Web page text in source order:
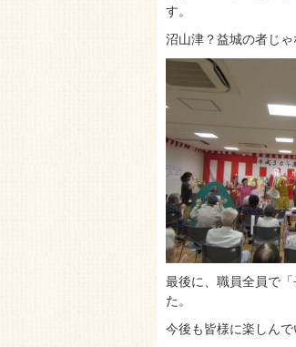
す。
沼山津？益城の者じ
最後に、職員全員で
た。
今後も皆様に楽しん